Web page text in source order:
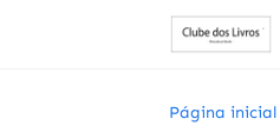
Página inicial